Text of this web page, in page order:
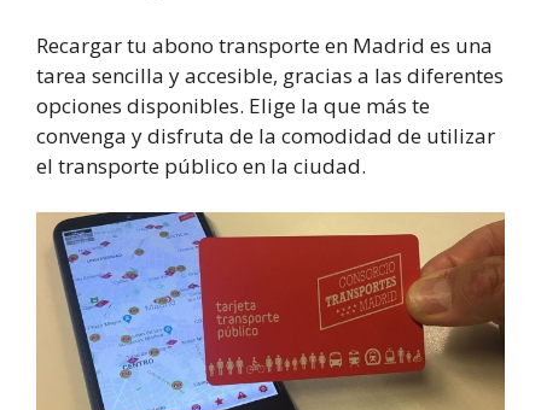
Recargar tu abono transporte en Madrid es una
tarea sencilla y accesible, gracias a las diferentes
opciones disponibles. Elige la que más te
convenga y disfruta de la comodidad de utilizar
el transporte público en la ciudad.